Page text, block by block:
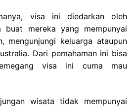
visa ini diedarkan oleh
buat mereka yang mempunyai
mengunjungi keluarga ataupun
Dari pemahaman ini bisa
visa ini cuma mau
wisata tidak mempunyai